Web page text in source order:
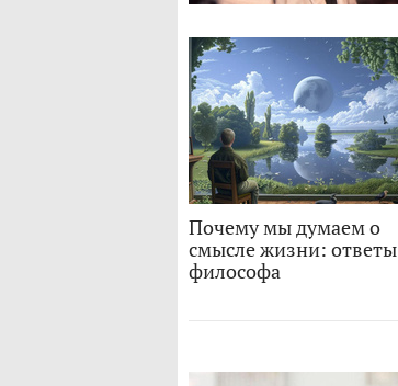
Почему мы думаем о
смысле жизни: ответы
философа